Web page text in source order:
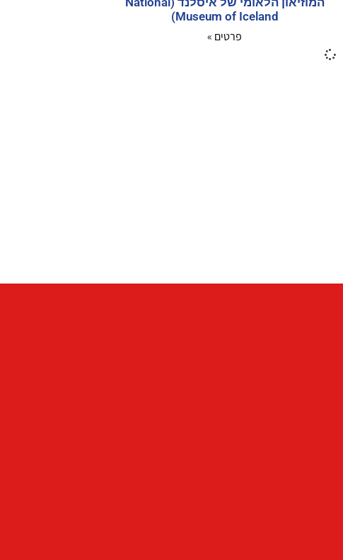
Museum of Iceland)
פרטים »